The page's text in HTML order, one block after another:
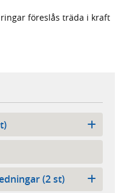
föreslås träda i kraft
(2 st)